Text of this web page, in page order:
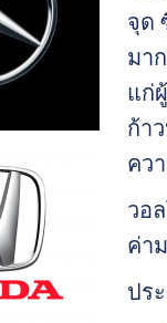
จุด
มา
แก่
ก้า
คว
วอ
ค่า
ปร